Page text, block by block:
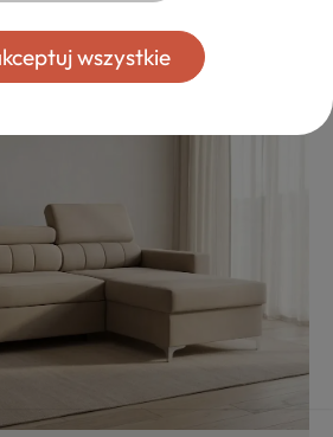
wszystkie